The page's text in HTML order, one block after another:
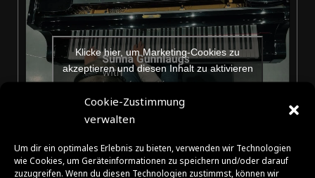
Cookie-Zustimmung
verwalten
Um dir ein optimales Erlebnis zu bieten, verwenden wir Technologien
wie Cookies, um Geräteinformationen zu speichern und/oder darauf
zuzugreifen. Wenn du diesen Technologien zustimmst, können wir
Klicke hier, um Marketing-Cookies zu
akzeptieren und diesen Inhalt zu aktivieren